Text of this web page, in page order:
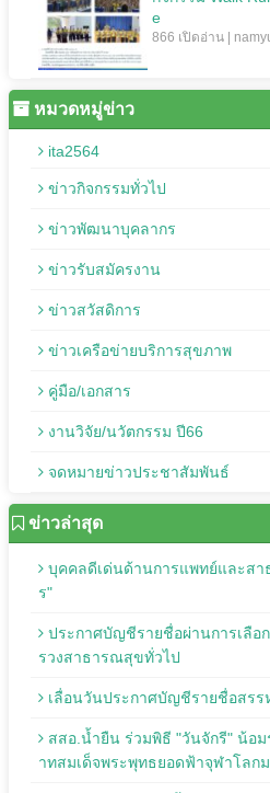
e
866 เปิดอ่าน |
หมวดหมู่ข่าว
ita2564
ข่าวกิจกรรมทั่วไป
ข่าวพัฒนาบุคลากร
ข่าวรับสมัครงาน
ข่าวสวัสดิการ
ข่าวเครือข่ายบริการสุขภาพ
คู่มือ/เอกสาร
งานวิจัย/นวัตกรรม ปี66
จดหมายข่าวประชาสัมพันธ์
ข่าวล่าสุด
บุคคลดีเด่นด้านการแพทย์และส
ร"
ประกาศบัญชีรายชื่อผ่านการเลือ
รวงสาธารณสุขทั่วไป
เลื่อนวันประกาศบัญชีรายชื่อสรร
สสอ.น้ำยืน ร่วมพิธี "วันจักรี" น้อ
าทสมเด็จพระพุทธยอดฟ้าจุฬาโลก